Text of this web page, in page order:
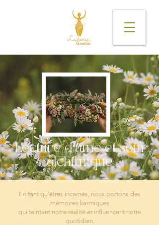
Lecture d'âme et soin
alchimique
En tant qu'êtres incarnés, nous portons des
mémoires karmiques
qui teintent notre réalité et influencent notre
quotidien.